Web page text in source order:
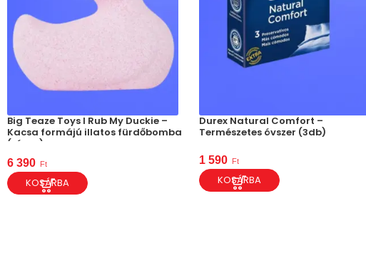
Big Teaze Toys I Rub My Duckie –
Kacsa formájú illatos fürdőbomba
(rózsa)
6 390 Ft
KOSÁRBA
Durex Natural Comfort –
Természetes óvszer (3db)
1 590 Ft
KOSÁRBA